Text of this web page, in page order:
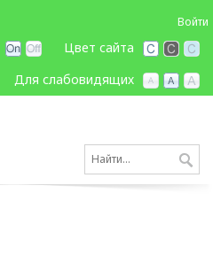
Войти
Цвет сайта
Для слабовидящих